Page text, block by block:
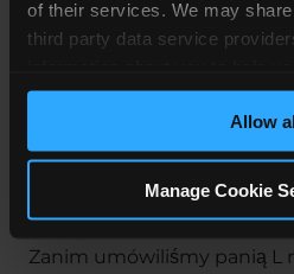
of their services. We may
third party data service
Where feasible this data will be
Allow
Manage Cookie
Umówiliśmy panią L na
specjalistą ortopedą, aby
głowy, którego doznała
tych niezależnych
oraz ich wpływ na życie.
Zanim umówiliśmy panią L